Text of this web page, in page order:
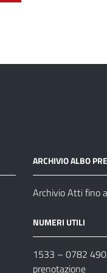
ARCHIVIO ALBO
Archivio Atti fino
NUMERI UTILI
1533 – 0782
prenotazione